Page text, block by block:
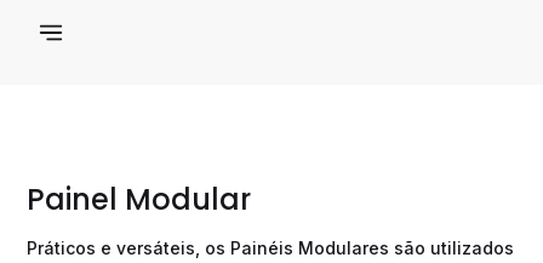
Menu
Painel Modular
Práticos e versáteis, os Painéis Modulares são utilizados